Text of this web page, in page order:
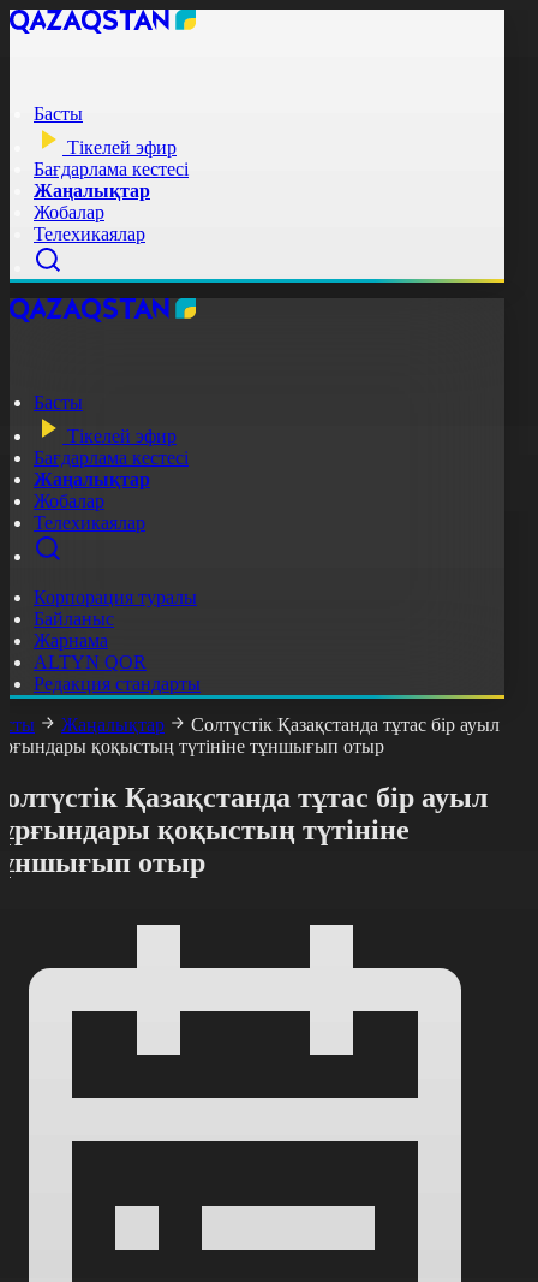
Басты
Тікелей эфир
Бағдарлама кестесі
Жаңалықтар
Жобалар
Телехикаялар
Басты
Тікелей эфир
Бағдарлама кестесі
Жаңалықтар
Жобалар
Телехикаялар
Корпорация туралы
Байланыс
Жарнама
ALTYN QOR
Редакция стандарты
Жаңалықтар
Солтүстік Қазақстанда тұтас бір ауыл
қоқыстың түтініне тұншығып отыр
Қазақстанда тұтас бір ауыл
қоқыстың түтініне
отыр